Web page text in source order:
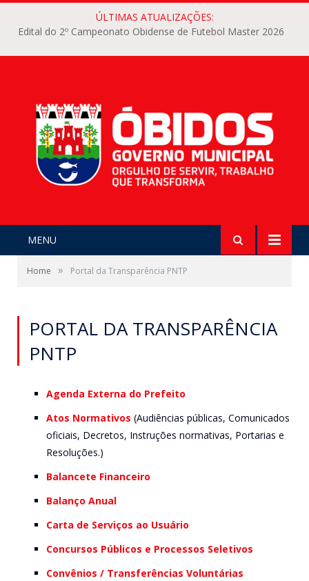
ÚLTIMAS ATUALIZAÇÕES:
Edital do 2º Campeonato Obidense de Futebol Master 2026
MENU
Home » Portal da Transparência PNTP
PORTAL DA TRANSPARÊNCIA
PNTP
Agenda Externa do Prefeito
Atos Normativos (Audiências públicas, Comunicados
oficiais, Decretos, Instruções normativas, Portarias e
Resoluções.)
Balancete Financeiro
Balanço Anual
Carta de Serviços ao Usuário
Concursos Públicos e Processos Seletivos
Convênios / Transferências Voluntárias